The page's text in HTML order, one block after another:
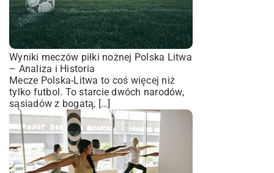
Wyniki meczów piłki nożnej Polska Litwa
– Analiza i Historia
Mecze Polska-Litwa to coś więcej niż
tylko futbol. To starcie dwóch narodów,
sąsiadów z bogatą, […]